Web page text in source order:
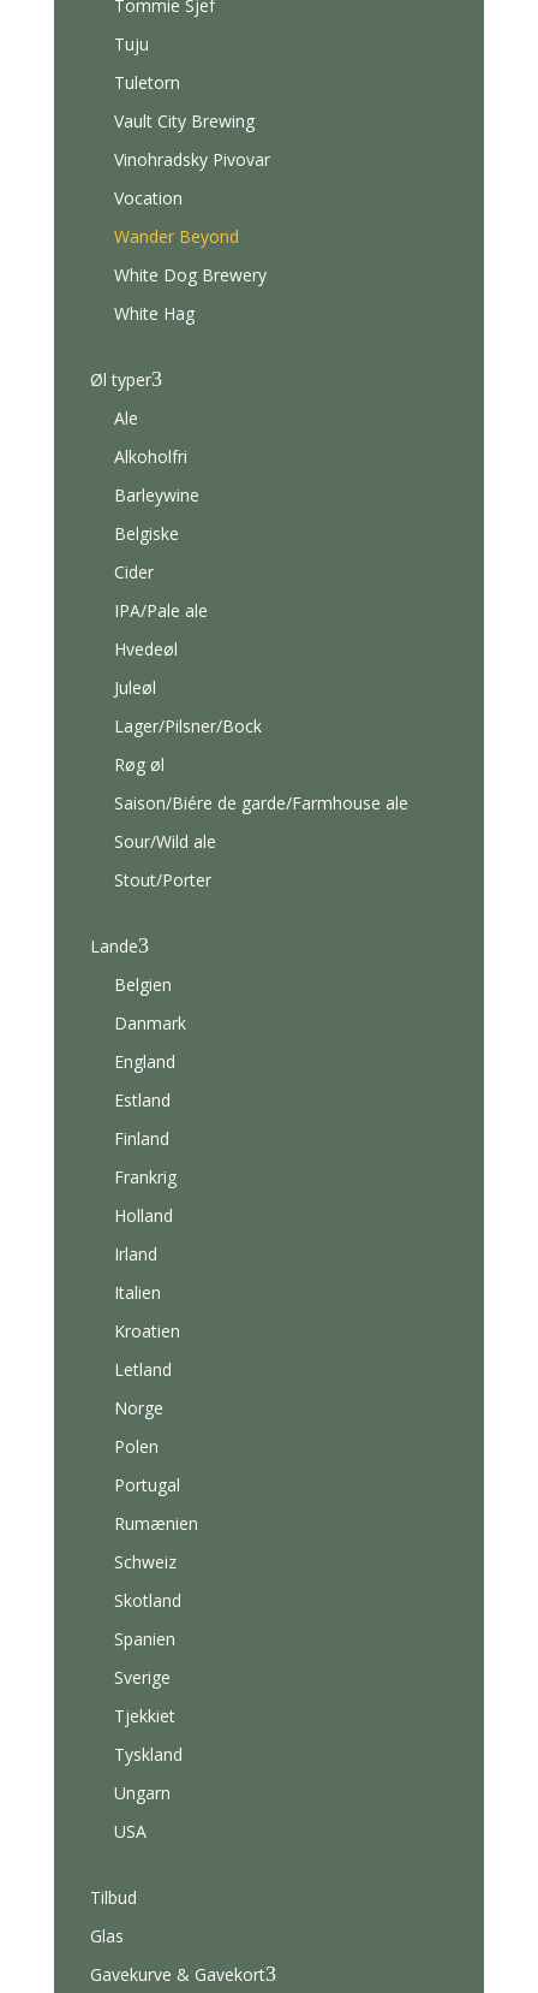
Tommie Sjef
Tuju
Tuletorn
Vault City Brewing
Vinohradsky Pivovar
Vocation
Wander Beyond
White Dog Brewery
White Hag
Øl typer3
Ale
Alkoholfri
Barleywine
Belgiske
Cider
IPA/Pale ale
Hvedeøl
Juleøl
Lager/Pilsner/Bock
Røg øl
Saison/Biére de garde/Farmhouse ale
Sour/Wild ale
Stout/Porter
Lande3
Belgien
Danmark
England
Estland
Finland
Frankrig
Holland
Irland
Italien
Kroatien
Letland
Norge
Polen
Portugal
Rumænien
Schweiz
Skotland
Spanien
Sverige
Tjekkiet
Tyskland
Ungarn
USA
Tilbud
Glas
Gavekurve & Gavekort3